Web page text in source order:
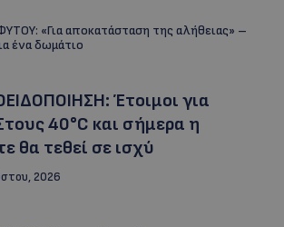
«Για αποκατάσταση της αλήθειας» –
ένα δωμάτιο
Έτοιμοι για
40°C και σήμερα η
θα τεθεί σε ισχύ
2026